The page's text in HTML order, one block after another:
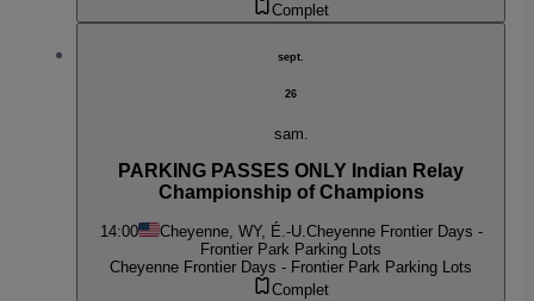
Complet
sept.
26
sam.
PARKING PASSES ONLY Indian Relay
Championship of Champions
14:00 Cheyenne, WY, É.-U.Cheyenne Frontier Days -
Frontier Park Parking Lots
Cheyenne Frontier Days - Frontier Park Parking Lots
Complet